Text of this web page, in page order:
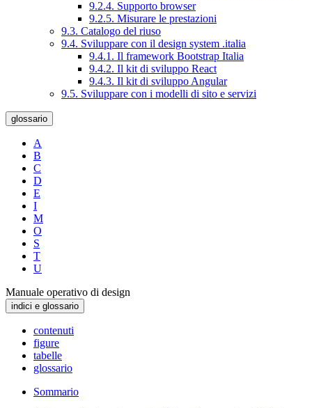
9.2.4. Supporto browser
9.2.5. Misurare le prestazioni
9.3. Catalogo del riuso
9.4. Sviluppare con il design system .italia
9.4.1. Il framework Bootstrap Italia
9.4.2. Il kit di sviluppo React
9.4.3. Il kit di sviluppo Angular
9.5. Sviluppare con i modelli di sito e servizi
glossario
A
B
C
D
E
I
M
O
S
T
U
Manuale operativo di design
indici e glossario
contenuti
figure
tabelle
glossario
Sommario